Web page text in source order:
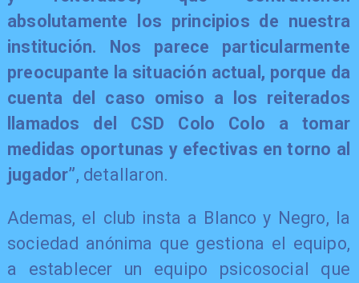
absolutamente los principios de nuestra
institución. Nos parece particularmente
preocupante la situación actual, porque da
cuenta del caso omiso a los reiterados
llamados del CSD Colo Colo a tomar
medidas oportunas y efectivas en torno al
jugador”, detallaron.
Ademas, el club insta a Blanco y Negro, la
sociedad anónima que gestiona el equipo,
a establecer un equipo psicosocial que